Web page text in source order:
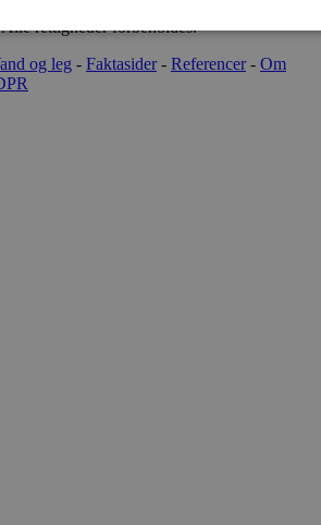
rettigheder forbeholdes.
og leg - Faktasider- Referencer- Om